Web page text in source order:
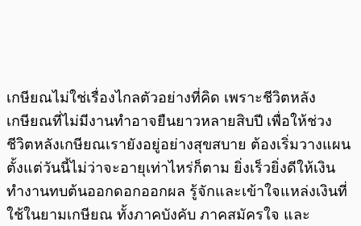
เกษียณไม่ใช่เรื่องไกลตัวอย่างที่คิด เพราะชีวิตหลัง
เกษียณที่ไม่มีงานทำอาจยืนยาวหลายสิบปี เพื่อให้ช่วง
ชีวิตหลังเกษียณเรายังอยู่อย่างสุขสบาย ต้องเริ่มวางแผน
ตั้งแต่วันนี้ไม่ว่าจะอายุเท่าไหร่ก็ตาม ยิ่งเร็วยิ่งดีให้เงิน
ทำงานทบต้นออกดอกออกผล รู้จักและเข้าใจแหล่งเงินที่
ใช้ในยามเกษียณ ทั้งภาคบังคับ ภาคสมัครใจ และ